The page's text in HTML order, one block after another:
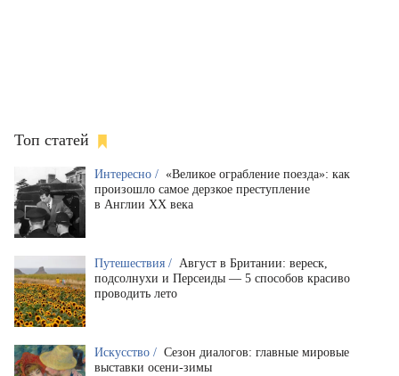
Топ статей
Интересно / «Великое ограбление поезда»: как
произошло самое дерзкое преступление
в Англии XX века
Путешествия / Август в Британии: вереск,
подсолнухи и Персеиды — 5 способов красиво
проводить лето
Искусство / Сезон диалогов: главные мировые
выставки осени-зимы